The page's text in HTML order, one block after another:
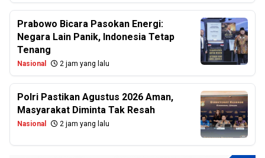
Prabowo Bicara Pasokan Energi:
Negara Lain Panik, Indonesia Tetap
Tenang
Nasional 2 jam yang lalu
Polri Pastikan Agustus 2026 Aman,
Masyarakat Diminta Tak Resah
Nasional 2 jam yang lalu